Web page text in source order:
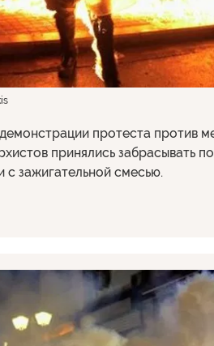
протеста против
принялись забрасывать
с зажигательной смесью.